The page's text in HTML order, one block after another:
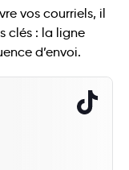
vos courriels, il
clés : la ligne
d’envoi.